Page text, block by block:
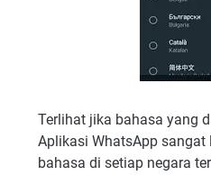
Terlihat jika bahasa yang
Aplikasi WhatsApp sangat
bahasa di setiap negara